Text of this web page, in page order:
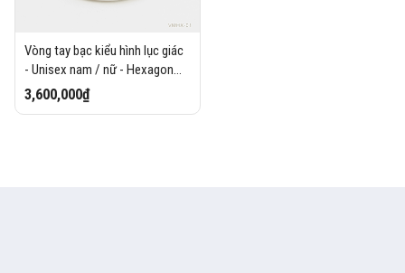
Vòng tay bạc kiểu hình lục giác
- Unisex nam / nữ - Hexagon
Bracelet
3,600,000₫